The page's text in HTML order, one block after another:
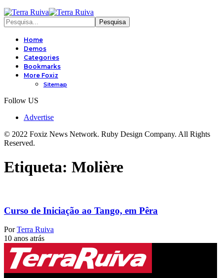
Home
Demos
Categories
Bookmarks
More Foxiz
Sitemap
Follow US
Advertise
© 2022 Foxiz News Network. Ruby Design Company. All Rights
Reserved.
Etiqueta: Molière
Curso de Iniciação ao Tango, em Pêra
Por Terra Ruiva
10 anos atrás